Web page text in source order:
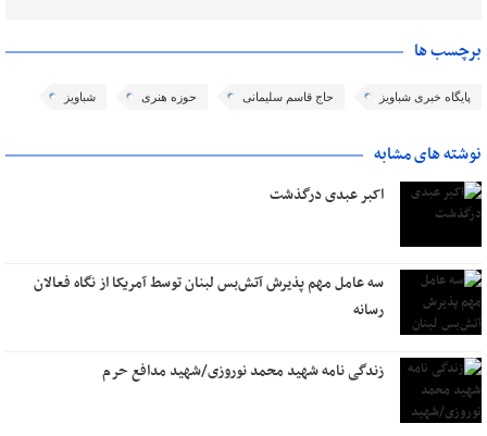
برچسب ها
پایگاه خبری شباویز حاج قاسم سلیمانی حوزه هنری شباویز
نوشته های مشابه
اکبر عبدی درگذشت
سه عامل مهم پذیرش آتش‌بس لبنان توسط آمریکا از نگاه فعالان
رسانه
زندگی نامه شهید محمد نوروزی/شهید مدافع حرم